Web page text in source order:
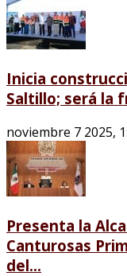
Inicia
Saltillo; será la
noviembre 7 2025,
Presenta la
Canturosas
del...